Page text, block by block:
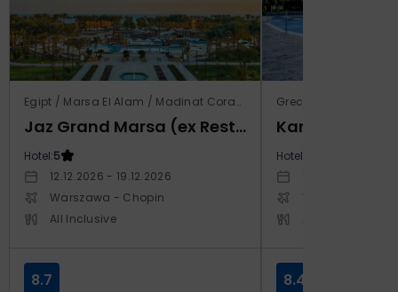
Egipt / Marsa El Alam / Madinat Coraya
Jaz Grand Marsa (ex Resta Grand Resort)
Hotel:5
12.12.2026 - 19.12.2026
Warszawa - Chopin
All Inclusive
8.7
Grecja / Samos /
Kampos
Hotel:
Warszawa -
8.4